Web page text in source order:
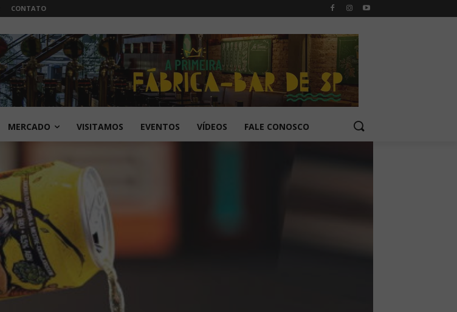
CONTATO
MERCADO VISITAMOS EVENTOS VÍDEOS FALE CONOSCO